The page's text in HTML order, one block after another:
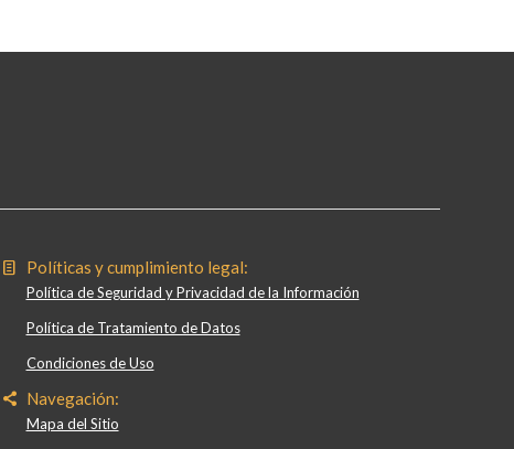
Políticas y cumplimiento legal:
Política de Seguridad y Privacidad de la Información
Política de Tratamiento de Datos
Condiciones de Uso
Navegación:
Mapa del Sitio